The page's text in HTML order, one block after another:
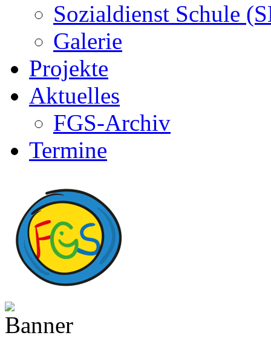
Sozialdienst Schule
Galerie
Projekte
Aktuelles
FGS-Archiv
Termine